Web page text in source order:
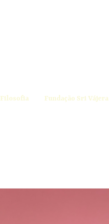
Filosofia Fundação Sri Vájera